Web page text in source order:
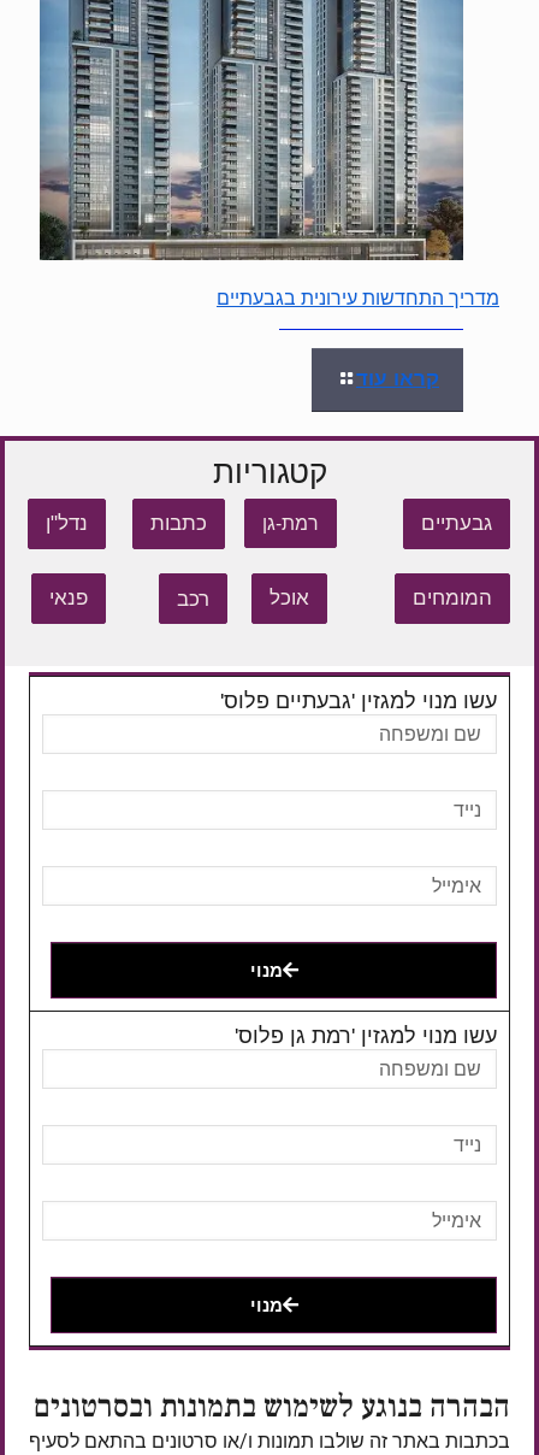
מדריך התחדשות עירונית בגבעתיים
קראו עוד
קטגוריות
גבעתיים רמת-גן כתבות נדל"ן
המומחים אוכל רכב פנאי
עשו מנוי למגזין 'גבעתיים פלוס'
מנוי
עשו מנוי למגזין 'רמת גן פלוס'
מנוי
הבהרה בנוגע לשימוש בתמונות ובסרטונים
בכתבות באתר זה שולבו תמונות ו/או סרטונים בהתאם לסעיף